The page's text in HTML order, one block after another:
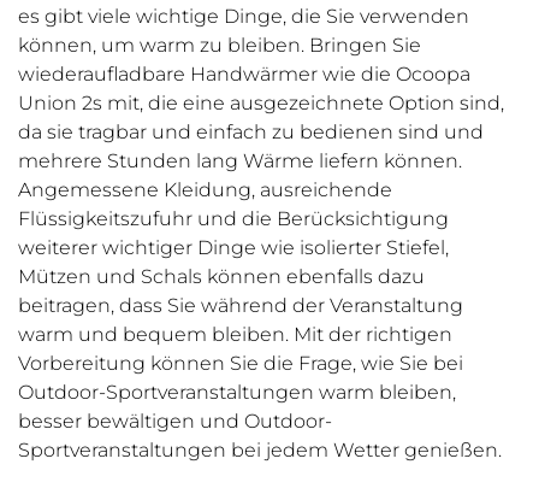
es gibt viele wichtige Dinge, die Sie verwenden
können, um warm zu bleiben. Bringen Sie
wiederaufladbare Handwärmer wie die Ocoopa
Union 2s mit, die eine ausgezeichnete Option sind,
da sie tragbar und einfach zu bedienen sind und
mehrere Stunden lang Wärme liefern können.
Angemessene Kleidung, ausreichende
Flüssigkeitszufuhr und die Berücksichtigung
weiterer wichtiger Dinge wie isolierter Stiefel,
Mützen und Schals können ebenfalls dazu
beitragen, dass Sie während der Veranstaltung
warm und bequem bleiben. Mit der richtigen
Vorbereitung können Sie die Frage, wie Sie bei
Outdoor-Sportveranstaltungen warm bleiben,
besser bewältigen und Outdoor-
Sportveranstaltungen bei jedem Wetter genießen.